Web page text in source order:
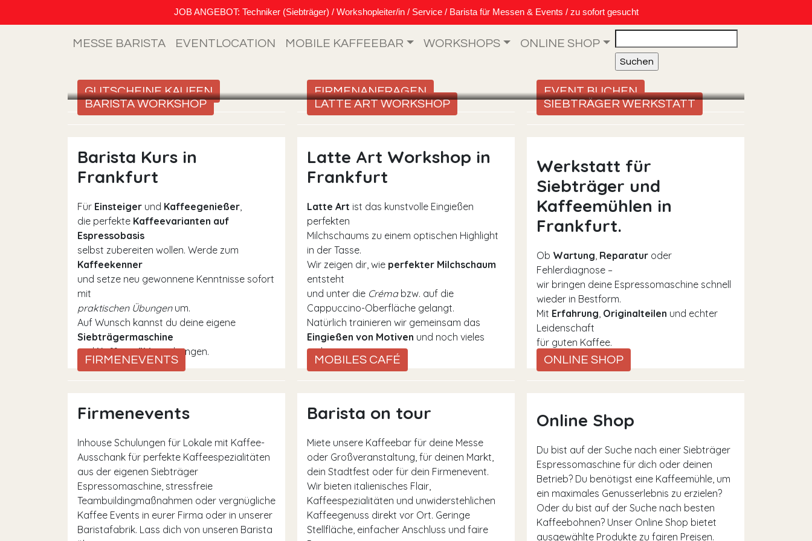
JOB ANGEBOT: Techniker (Siebträger) / Workshopleiter/in / Service / Barista für Messen & Events / zu sofort gesucht
MESSE BARISTA EVENTLOCATION MOBILE KAFFEEBAR WORKSHOPS ONLINE SHOP
GUTSCHEINE KAUFEN FIRMENANFRAGEN
EVENT BUCHEN
BARISTA WORKSHOP
LATTE ART WORKSHOP SIEBTRÄGER WERKSTATT
Barista Kurs in
Frankfurt
Für Einsteiger und Kaffeegenießer,
die perfekte Kaffeevarianten auf
Espressobasis
selbst zubereiten wollen. Werde zum
Kaffeekenner
und setze neu gewonnene Kenntnisse sofort
mit
praktischen Übungenum.
Auf Wunsch kannst du deine eigene
Siebträgermaschine
undKaffeemühlemitbringen.
Latte Art Workshop in
Frankfurt
Latte Art ist das kunstvolle Eingießen
perfekten
Milchschaums zu einem optischen Highlight
in der Tasse.
Wir zeigen dir, wie perfekter Milchschaum
entsteht
und unter die Crémabzw. auf die
Cappuccino-Oberfläche gelangt.
Natürlich trainieren wir gemeinsam das
Eingießen von Motiven und noch vieles
mehr.
Werkstatt für
Siebträger und
Kaffeemühlen in
Frankfurt.
Ob Wartung, Reparatur oder
Fehlerdiagnose –
wir bringen deine Espressomaschine schnell
wieder in Bestform.
Mit Erfahrung, Originalteilen und echter
Leidenschaft
für guten Kaffee.
FIRMENEVENTS
MOBILES CAFÉ ONLINE SHOP
Firmenevents
Inhouse Schulungen für Lokale mit Kaffee-
Ausschank für perfekte Kaffeespezialitäten
aus der eigenen Siebträger
Espressomaschine, stressfreie
Teambuildingmaßnahmen oder vergnügliche
Kaffee Events in eurer Firma oder in unserer
Baristafabrik. Lass dich von unseren Barista
Barista on tour
Miete unsere Kaffeebar für deine Messe
oder Großveranstaltung, für deinen Markt,
dein Stadtfest oder für dein Firmenevent.
Wir bieten italienisches Flair,
Kaffeespezialitäten und unwiderstehlichen
Kaffeegenuss direkt vor Ort. Geringe
Stellfläche, einfacher Anschluss und faire
Online Shop
Du bist auf der Suche nach einer Siebträger
Espressomaschine für dich oder deinen
Betrieb? Du benötigst eine Kaffeemühle, um
ein maximales Genusserlebnis zu erzielen?
Oder du bist auf der Suche nach besten
Kaffeebohnen? Unser Online Shop bietet
ausgewählte Produkte zu fairen Preisen.